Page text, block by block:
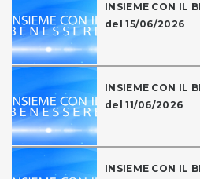
INSIEME CON IL
del 15/06/2026
INSIEME CON IL
del 11/06/2026
INSIEME CON IL